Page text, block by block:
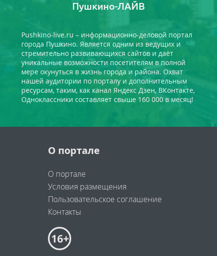
Пушкино-ЛАЙВ
Pushkino-live.ru – информационно-деловой портал
города Пушкино. Является одним из ведущих и
стремительно развивающихся сайтов и даёт
уникальные возможности посетителям в полной
мере окунуться в жизнь города и района. Охват
нашей аудитории по порталу и дополнительным
ресурсам, таким, как канал Яндекс Дзен, ВКонтакте,
Одноклассники составляет свыше 160 000 в месяц!
О портале
О портале
Условия размещения
Пользовательское соглашение
Контакты